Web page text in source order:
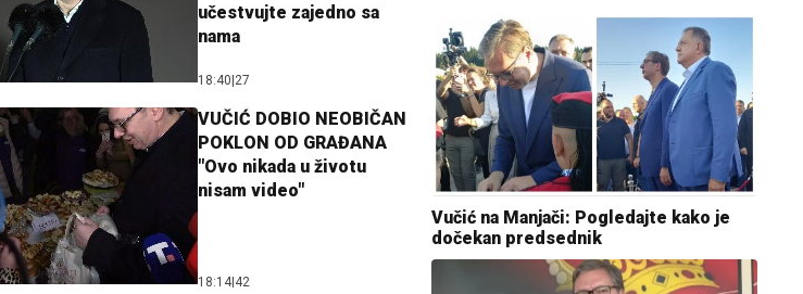
učestvujte zajedno sa
nama
18:40 27
VUČIĆ DOBIO NEOBIČAN
POKLON OD GRAĐANA
"Ovo nikada u životu
nisam video"
18:14 42
Vučić na Manjači: Pogledajte kako je
dočekan predsednik